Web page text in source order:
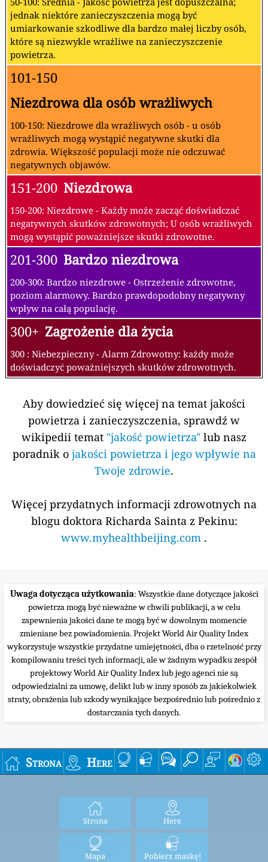
jednak niektóre zanieczyszczenia mogą być
umiarkowanie szkodliwe dla bardzo małej liczby osób,
które są niezwykle wrażliwe na zanieczyszczenie
powietrza.
101-150
Niezdrowa dla osób wrażliwych
100-150: Niezdrowe dla wrażliwych osób - u osób
wrażliwych mogą wystąpić negatywne skutki dla
zdrowia. Większość populacji może nie odczuwać
negatywnych objawów.
151-200 Niezdrowa
150-200: Niezdrowe - Każdy może zacząć doświadczać
negatywnych skutków zdrowotnych; U osób wrażliwych
mogą wystąpić poważniejsze skutki zdrowotne.
201-300 Bardzo niezdrowa
200-300: Bardzo niezdrowe - Ostrzeżenie zdrowotne,
poziom alarmowy. Bardzo prawdopodobny negatywny
wpływ na całą populację.
300+ Zagrożenie dla życia
300 : Niebezpieczny - Alarm Zdrowotny: każdy może
doświadczyć poważniejszych skutków zdrowotnych.
Aby dowiedzieć się więcej na temat jakości
powietrza i zanieczyszczenia, sprawdź w
wikipedii temat "jakość powietrza" lub nasz
poradnik o jakości powietrza i jego wpływie na
Twoje zdrowie.
Więcej przydatnych informacji zdrowotnych na
blogu doktora Richarda Sainta z Pekinu:
www.myhealthbeijing.com .
Uwaga dotycząca użytkowania: Wszystkie dane dotyczące jakości
powietrza mogą być nieważne w chwili publikacji, a w celu
zapewnienia jakości dane te mogą być w dowolnym momencie
zmieniane bez powiadomienia. Projekt World Air Quality Index
wykorzystuje wszystkie przydatne umiejętności, dba o rzetelność przy
kompilowaniu treści tych informacji, ale w żadnym wypadku zespół
projektowy World Air Quality Index lub jego agenci nie są
odpowiedzialni za umowę, delikt lub w inny sposób za jakiekolwiek
straty, obrażenia lub szkody wynikające bezpośrednio lub pośrednio z
dostarczania tych danych.
Strona Here
Strona Here
Mapa Pobierz maskę!